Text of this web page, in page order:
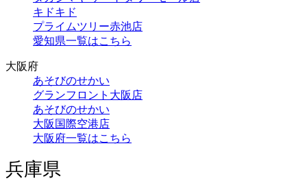
キドキド
プライムツリー赤池店
愛知県一覧はこちら
大阪府
あそびのせかい
グランフロント大阪店
あそびのせかい
大阪国際空港店
大阪府一覧はこちら
兵庫県